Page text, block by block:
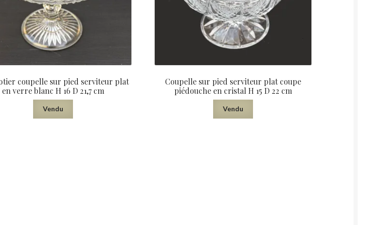
coupelle sur pied serviteur plat
en verre blanc H 16 D 21,7 cm
Vendu
Coupelle sur pied serviteur plat coupe
piédouche en cristal H 15 D 22 cm
Vendu